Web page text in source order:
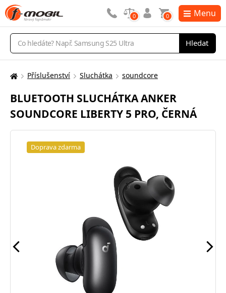
Vyhledávání
Hledat
0 0 Menu
Zde
nacházíte:
Příslušenství Sluchátka soundcore
BLUETOOTH SLUCHÁTKA ANKER
SOUNDCORE LIBERTY 5 PRO, ČERNÁ
Doprava zdarma